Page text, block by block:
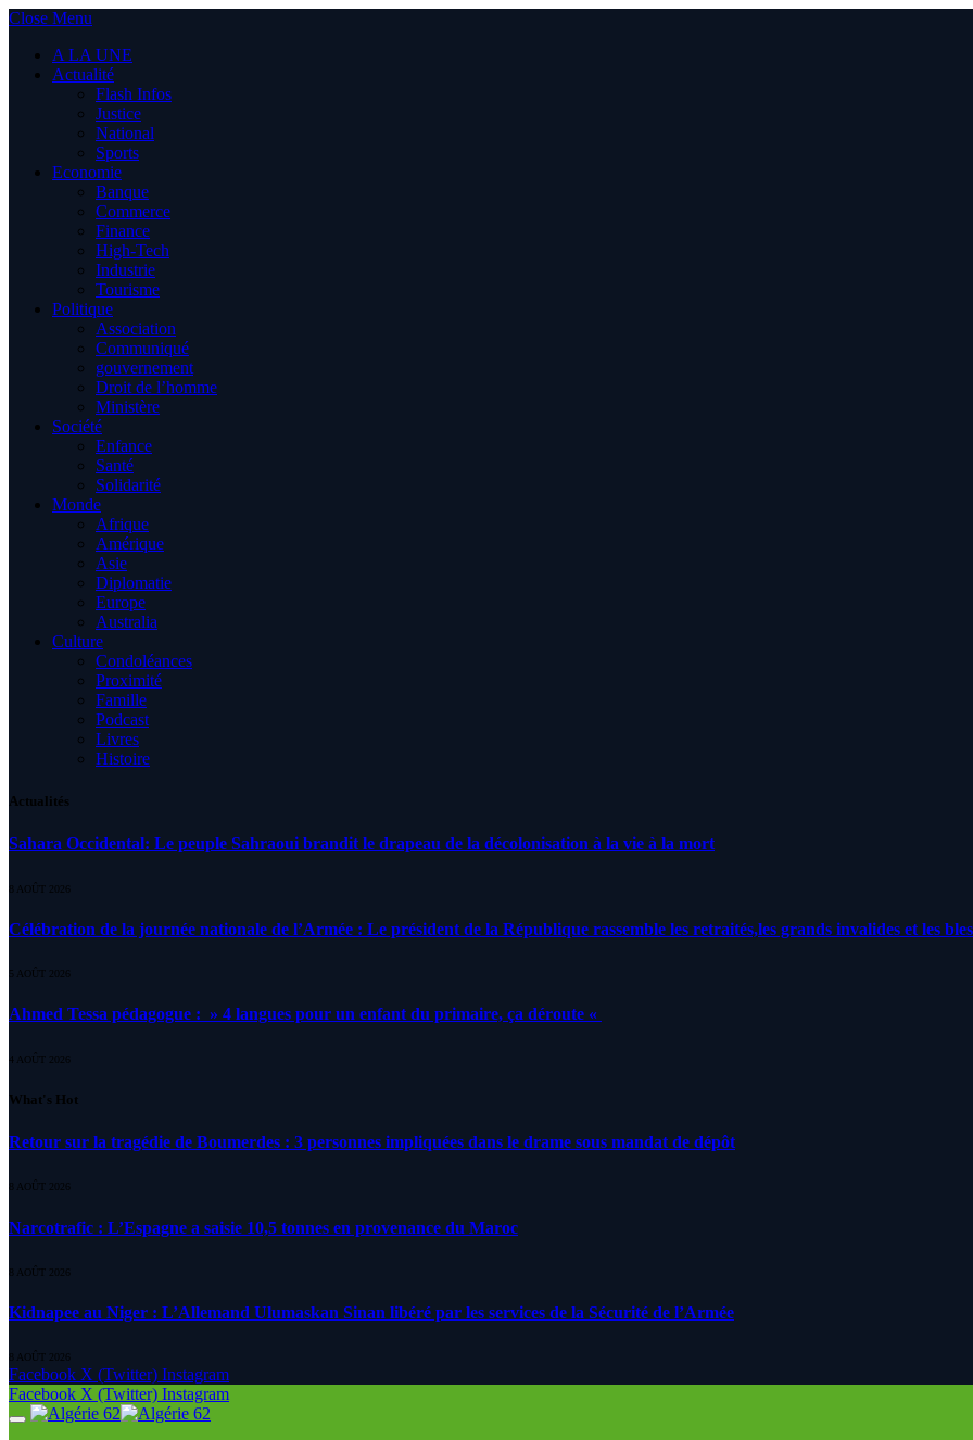
Close Menu
A LA UNE
Actualité
Flash Infos
Justice
National
Sports
Economie
Banque
Commerce
Finance
High-Tech
Industrie
Tourisme
Politique
Association
Communiqué
gouvernement
Droit de l’homme
Ministère
Société
Enfance
Santé
Solidarité
Monde
Afrique
Amérique
Asie
Diplomatie
Europe
Australia
Culture
Condoléances
Proximité
Famille
Podcast
Livres
Histoire
Actualités
Sahara Occidental: Le peuple Sahraoui brandit le drapeau de la décolonisation à la vie à la mort
8 AOÛT 2026
Célébration de la journée nationale de l’Armée : Le président de la République rassemble les retraités,les grands invalides et les
5 AOÛT 2026
Ahmed Tessa pédagogue : » 4 langues pour un enfant du primaire, ça déroute «
4 AOÛT 2026
What's Hot
Retour sur la tragédie de Boumerdes : 3 personnes impliquées dans le drame sous mandat de dépôt
8 AOÛT 2026
Narcotrafic : L’Espagne a saisie 10,5 tonnes en provenance du Maroc
8 AOÛT 2026
Kidnapee au Niger : L’Allemand Ulumaskan Sinan libéré par les services de la Sécurité de l’Armée
8 AOÛT 2026
Facebook X (Twitter) Instagram
Facebook X (Twitter) Instagram